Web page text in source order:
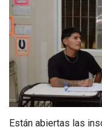
Están abiertas las